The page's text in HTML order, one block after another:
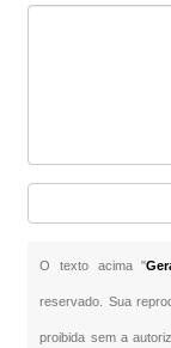
O texto acima "
reservado. Sua
proibida sem a